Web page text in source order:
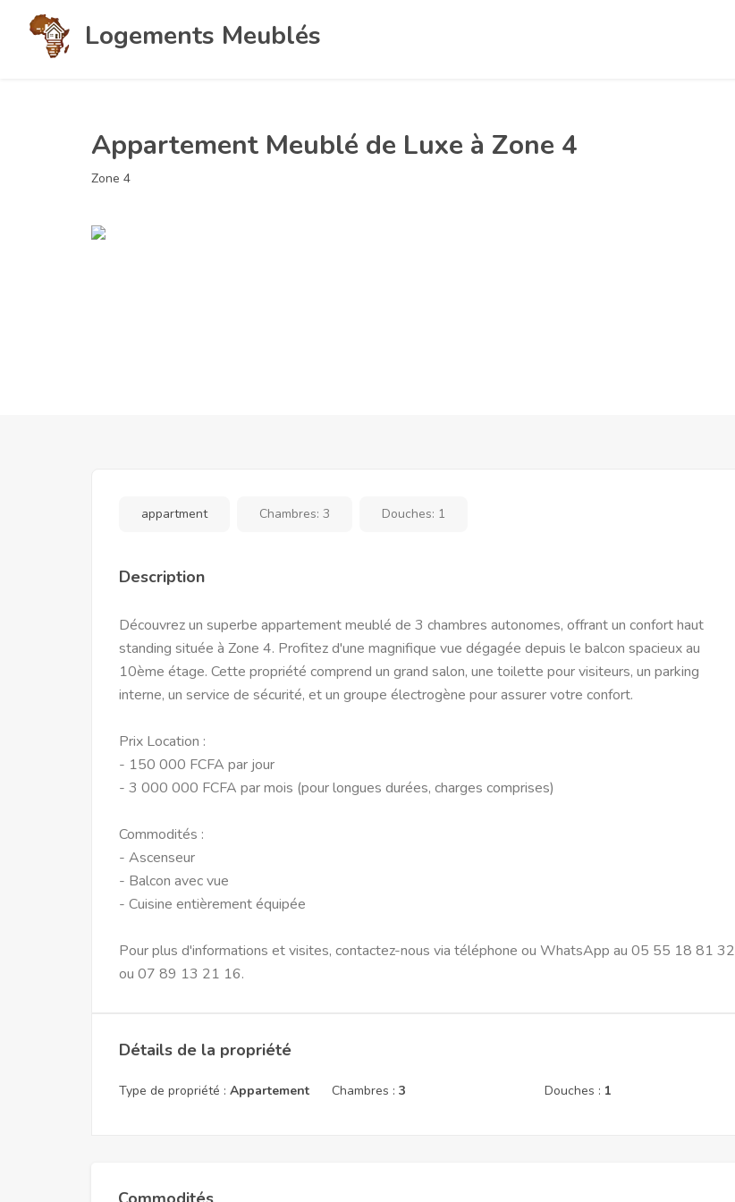
Logements Meublés
Appartement Meublé de Luxe à Zone 4
Zone 4
appartment Chambres: 3 Douches: 1
Description
Découvrez un superbe appartement meublé de 3 chambres autonomes, offrant un confort haut
standing située à Zone 4. Profitez d'une magnifique vue dégagée depuis le balcon spacieux au
10ème étage. Cette propriété comprend un grand salon, une toilette pour visiteurs, un parking
interne, un service de sécurité, et un groupe électrogène pour assurer votre confort.
Prix Location :
- 150 000 FCFA par jour
- 3 000 000 FCFA par mois (pour longues durées, charges comprises)
Commodités :
- Ascenseur
- Balcon avec vue
- Cuisine entièrement équipée
Pour plus d'informations et visites, contactez-nous via téléphone ou WhatsApp au 05 55 18 81 32
ou 07 89 13 21 16.
Détails de la propriété
Type de propriété : Appartement Chambres : 3 Douches : 1